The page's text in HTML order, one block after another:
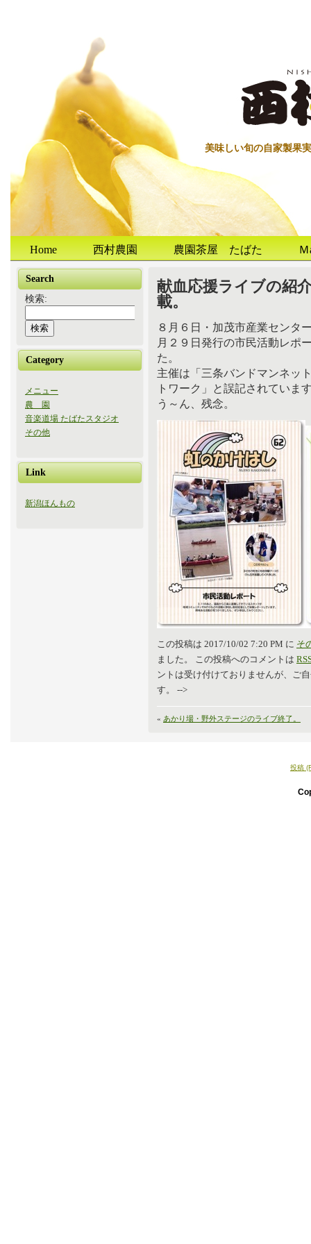
美味しい旬の自家製果
Home 西村農園 農園茶屋 たばた
Search
検索:
Category
メニュー
農 園
音楽道場 たばたスタジオ
その他
Link
新潟ほんもの
献血応援ライブの紹
載。
８月６日・加茂市産業センタ
月２９日発行の市民活動レポ
た。
主催は「三条バンドマンネッ
トワーク」と誤記されていま
う～ん、残念。
この投稿は 2017/10/02 7:20 PM に そ
ました。 この投稿へのコメントは
ントは受け付けておりませんが、ご
す。 -->
« あかり場・野外ステージのライブ終了。
投稿